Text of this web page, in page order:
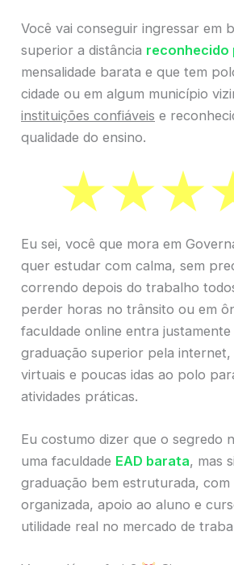
Você vai conseguir ingressar em
superior a distância reconhecido
mensalidade barata e que tem
cidade ou em algum município
instituições confiáveis e
qualidade do ensino.
Eu sei, você que mora em
quer estudar com calma, sem
correndo depois do trabalho
perder horas no trânsito ou em
faculdade online entra
graduação superior pela internet,
virtuais e poucas idas ao polo
atividades práticas.
Eu costumo dizer que o segredo
uma faculdade EAD barata, mas
graduação bem estruturada,
organizada, apoio ao aluno e
utilidade real no mercado de